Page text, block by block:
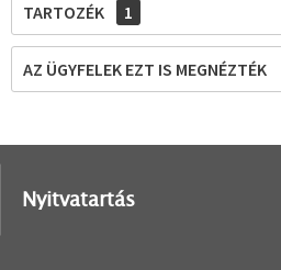
TARTOZÉK 1
AZ ÜGYFELEK EZT IS MEGNÉZTÉK
Nyitvatartás